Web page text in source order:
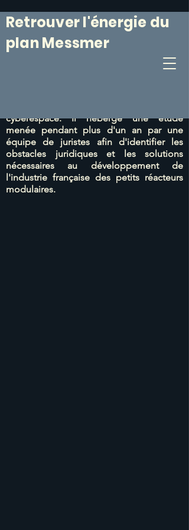
Le 6 mars 1974, le Plan Messmer était
d'un programme de
cyberespace. Il héberge une étude
menée pendant plus d'un an par une
équipe de juristes afin d'identifier les
obstacles juridiques et les solutions
nécessaires au développement de
l'industrie française des petits réacteurs
modulaires.
Retrouver l'énergie du
plan Messmer